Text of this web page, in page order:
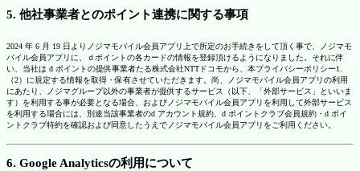
5. 他社事業者とのポイント連携に関する事項
2024 年 6 月 19 日よりノジマモバイル会員アプリ上で所定のお手続きをして頂く事で、ノジマモ
バイル会員アプリに、ｄポイントの各カードの情報を登録頂けるようになりました。それに伴
い、当社は d ポイントの提供事業者たる株式会社NTTドコモから、本プライバシーポリシー1.
（2）に規定する情報を取得・保有させていただきます。尚、ノジマモバイル会員アプリの利用
にあたり、ノジマグループ以外の事業者が提供するサービス（以下、「外部サービス」といいま
す）を利用する事が必要となる場合、およびノジマモバイル会員アプリを利用して外部サービス
を利用する場合には、別途当該事業者のd アカウント規約、d ポイントクラブ会員規約・d ポイ
ントクラブ特約を確認および同意したうえでノジマモバイル会員アプリをご利用ください。
6. Google Analyticsの利用について